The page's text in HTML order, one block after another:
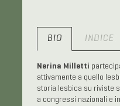
BIO INDICE
Nerina Milletti
attivamente a quello
storia lesbica su riviste
a congressi nazionali e